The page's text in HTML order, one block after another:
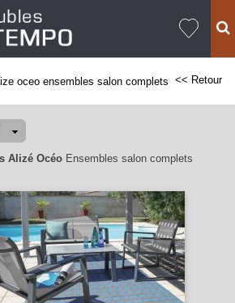
oceo ensembles salon complets << Retour
Alizé OcéoEnsembles salon complets